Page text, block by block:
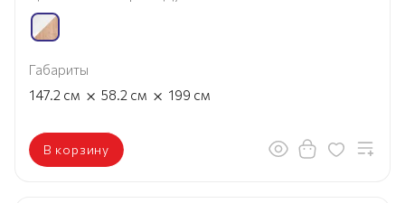
Габариты
147.2 см × 58.2 см × 199 см
В корзину